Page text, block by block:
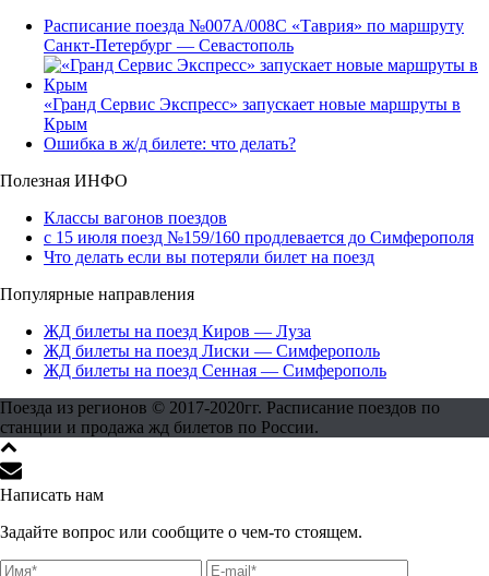
Расписание поезда №007А/008С «Таврия» по маршруту
Санкт-Петербург — Севастополь
«Гранд Сервис Экспресс» запускает новые маршруты в
Крым
Ошибка в ж/д билете: что делать?
Полезная ИНФО
Классы вагонов поездов
с 15 июля поезд №159/160 продлевается до Симферополя
Что делать если вы потеряли билет на поезд
Популярные направления
ЖД билеты на поезд Киров — Луза
ЖД билеты на поезд Лиски — Симферополь
ЖД билеты на поезд Сенная — Симферополь
Поезда из регионов © 2017-2020гг. Расписание поездов по
станции и продажа жд билетов по России.
Написать нам
Задайте вопрос или сообщите о чем-то стоящем.